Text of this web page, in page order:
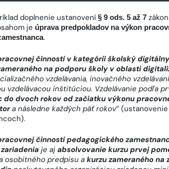
doplnenie ustanovení§ 9 ods. 5 až 7
je úprava predpokladov na výkon
.
činnosti v kategórii školský
na podporu školy v oblasti
vzdelávania, inovačného
vzdelávacou inštitúciou. Vzdelávanie podľa
do dvoch rokov od začiatku výkonu
a následne každých päť rokov“ (ustanovenie
činnosti pedagogického
je aj absolvovanie kurzu prvej
osobitného predpisu a kurzu zameraného